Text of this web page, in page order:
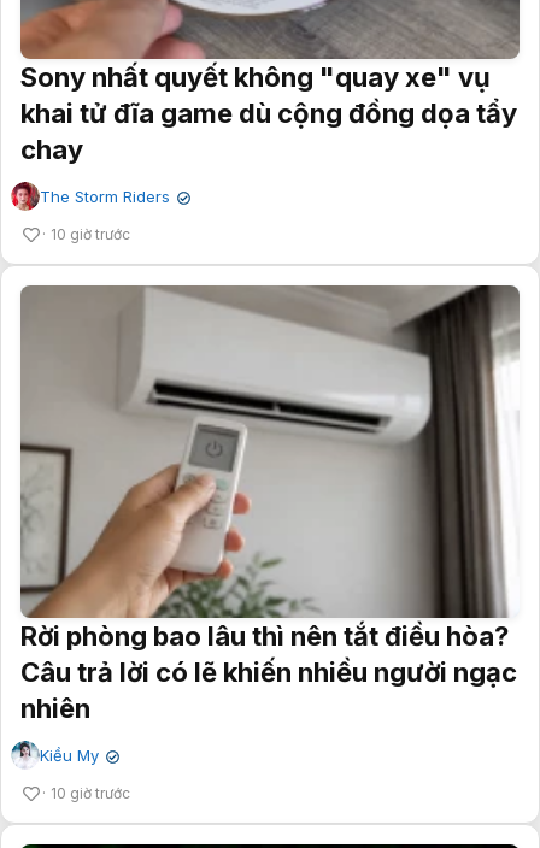
Sony nhất quyết không "quay xe" vụ
khai tử đĩa game dù cộng đồng dọa tẩy
chay
The Storm Riders ✔
10 giờ trước
Rời phòng bao lâu thì nên tắt điều hòa?
Câu trả lời có lẽ khiến nhiều người ngạc
nhiên
Kiều My ✔
10 giờ trước